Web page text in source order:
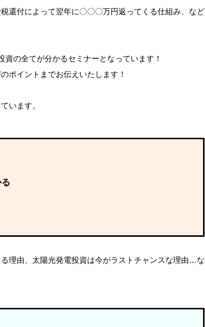
還付によって翌年に〇〇〇万円返ってくる仕組み、など
の全てが分かるセミナーとなっています！
ポイントまでお伝えいたします！
います。
理由、太陽光発電投資は今がラストチャンスな理由…な